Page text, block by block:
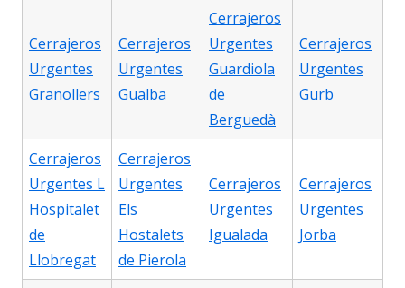
Cerrajeros
Urgentes
Granollers
Cerrajeros
Urgentes
Gualba
Cerrajeros
Urgentes
Guardiola
de
Berguedà
Cerrajeros
Urgentes
Gurb
Cerrajeros
Urgentes L
Hospitalet
de
Llobregat
Cerrajeros
Urgentes
Els
Hostalets
de Pierola
Cerrajeros
Urgentes
Igualada
Cerrajeros
Urgentes
Jorba